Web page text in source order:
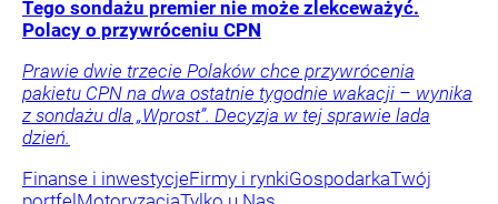
Tego sondażu premier nie może zlekceważyć.
Polacy o przywróceniu CPN
Prawie dwie trzecie Polaków chce przywrócenia
pakietu CPN na dwa ostatnie tygodnie wakacji – wynika
z sondażu dla „Wprost”. Decyzja w tej sprawie lada
dzień.
Finanse i inwestycjeFirmy i rynkiGospodarkaTwój